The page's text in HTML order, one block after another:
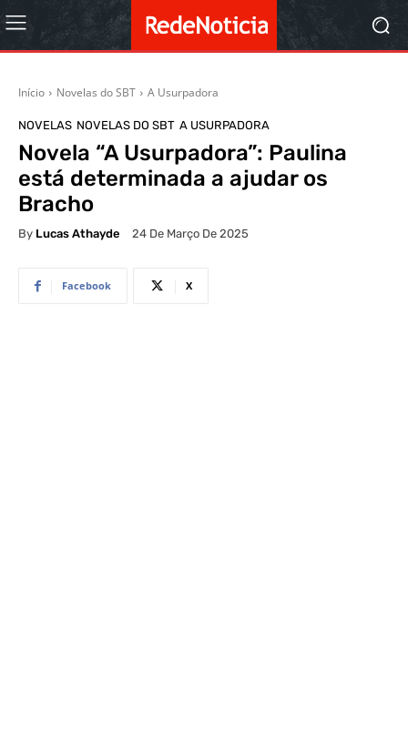
Início Novelas do SBT A Usurpadora
NOVELAS NOVELAS DO SBT A USURPADORA
Novela “A Usurpadora”: Paulina
está determinada a ajudar os
Bracho
By Lucas Athayde 24 De Março De 2025
Facebook X